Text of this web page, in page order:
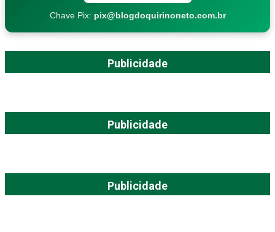
Chave Pix: pix@blogdoquirinoneto.com.br
Publicidade
Publicidade
Publicidade